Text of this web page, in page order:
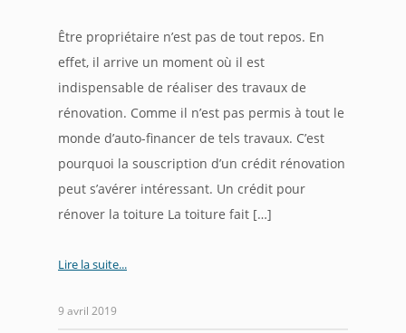
Être propriétaire n’est pas de tout repos. En
effet, il arrive un moment où il est
indispensable de réaliser des travaux de
rénovation. Comme il n’est pas permis à tout le
monde d’auto-financer de tels travaux. C’est
pourquoi la souscription d’un crédit rénovation
peut s’avérer intéressant. Un crédit pour
rénover la toiture La toiture fait […]
Lire la suite
9 avril 2019